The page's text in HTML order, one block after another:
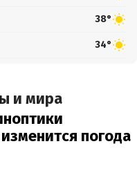
38°
34°
и мира
погода